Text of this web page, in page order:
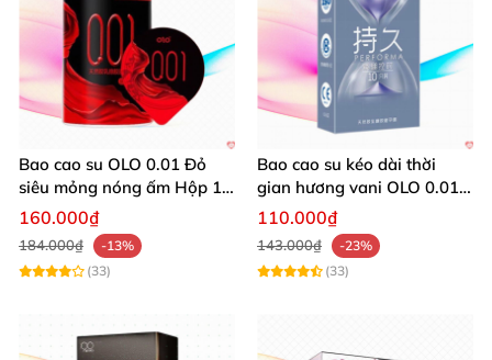
Bao cao su OLO 0.01 Đỏ
siêu mỏng nóng ấm Hộp 10
cái an toàn kích thích
160.000₫
184.000₫
-13%
(33)
Bao cao su kéo dài thời
gian hương vani OLO 0.01
Đồng Hồ Xanh 10 cái
110.000₫
143.000₫
-23%
(33)